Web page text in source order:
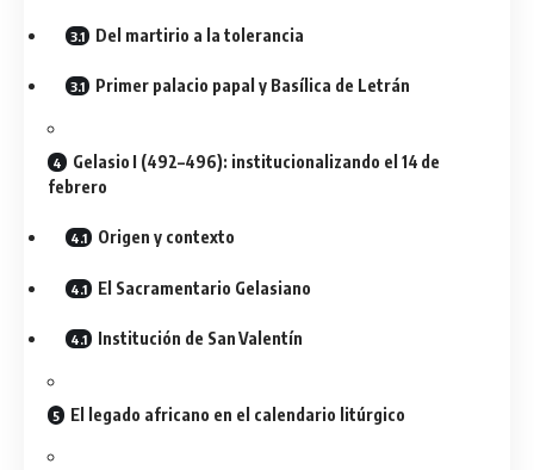
Del martirio a la tolerancia
Primer palacio papal y Basílica de Letrán
Gelasio I (492–496): institucionalizando el 14 de
febrero
Origen y contexto
El Sacramentario Gelasiano
Institución de San Valentín
El legado africano en el calendario litúrgico